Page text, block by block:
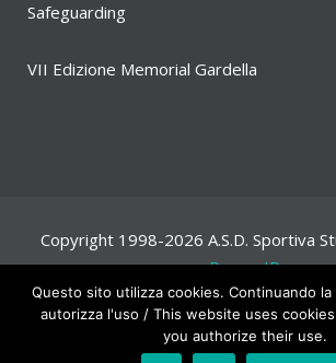
Safeguarding
VII Edizione Memorial Gardella
Copyright 1998-2026 A.S.D. Sportiva
Range-ID
Questo sito utilizza cookies. Continuando la
autorizza l'uso / This website uses
you authorize their use.